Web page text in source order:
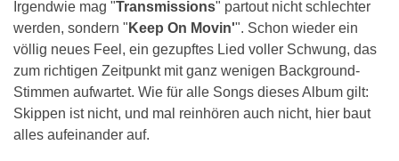
Irgendwie mag "Transmissions" partout nicht schlechter
werden, sondern " Keep On Movin'". Schon wieder ein
völlig neues Feel, ein gezupftes Lied voller Schwung, das
zum richtigen Zeitpunkt mit ganz wenigen Background-
Stimmen aufwartet. Wie für alle Songs dieses Album gilt:
Skippen ist nicht, und mal reinhören auch nicht, hier baut
alles aufeinander auf.